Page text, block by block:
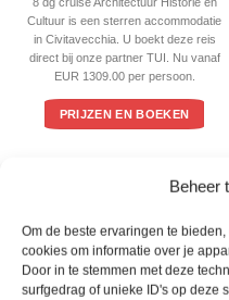
Beheer
Om de beste ervaringen te
cookies om informatie over je
Door in te stemmen met deze
surfgedrag of unieke ID's op deze
Cultuur is een sterren accommodatie
in Civitavecchia. U boekt deze reis
direct bij onze partner TUI. Nu vanaf
EUR 1309.00 per persoon.
PRIJZEN EN BOEKEN
WAT ZE